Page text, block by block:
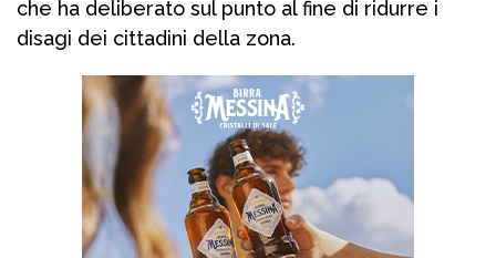
che ha deliberato sul punto al fine di ridurre i
disagi dei cittadini della zona.